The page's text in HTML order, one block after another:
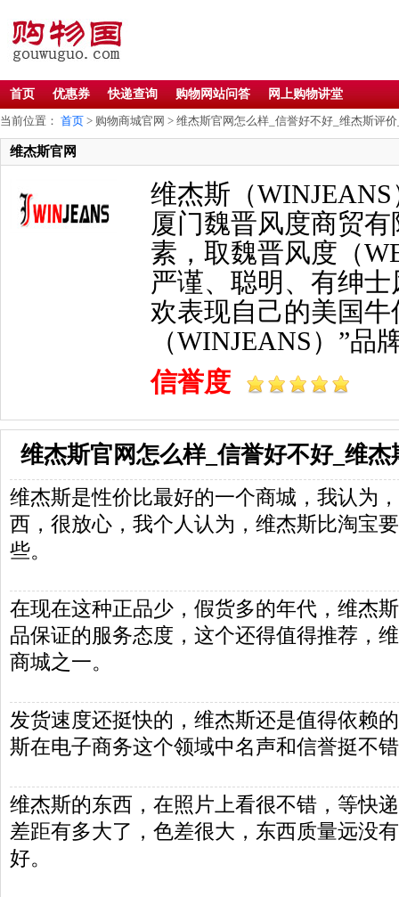
首页 优惠券 快递查询 购物网站问答
网上购物讲堂
当前位置： 首页 > 购物商城官网 > 维杰斯官网怎么样_信誉好不好_维杰斯评
维杰斯官网
维杰斯（WINJEANS
厦门魏晋风度商贸
素，取魏晋风度（
严谨、聪明、有绅
欢表现自己的美国
（WINJEANS）”
信誉度
维杰斯官网怎么样_信誉好不好_维
维杰斯是性价比最好的一个商城，我认为
西，很放心，我个人认为，维杰斯比淘宝
些。
在现在这种正品少，假货多的年代，维杰
品保证的服务态度，这个还得值得推荐，
商城之一。
发货速度还挺快的，维杰斯还是值得依赖
斯在电子商务这个领域中名声和信誉挺不
维杰斯的东西，在照片上看很不错，等快
差距有多大了，色差很大，东西质量远没
好。